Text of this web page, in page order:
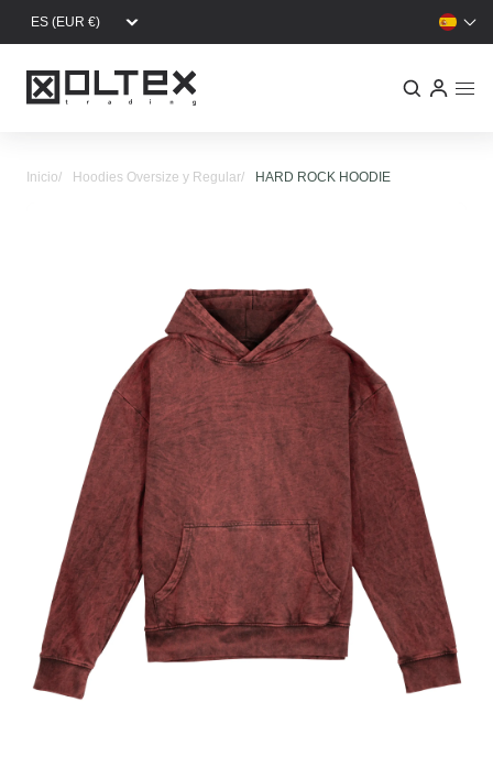
Pasar al contenido principal
Inicio Hoodies Oversize y Regular HARD ROCK HOODIE